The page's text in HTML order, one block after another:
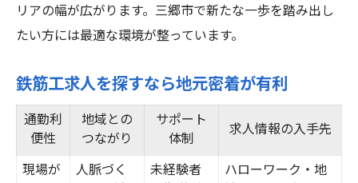
リアの幅が広がります。三郷市で新たな一歩を踏み出し
たい方には最適な環境が整っています。
鉄筋工求人を探すなら地元密着が有利
通勤利
便性
地域との
つながり
サポート
体制
求人情報の入手先
現場が
人脈づく
未経験者
ハローワーク・地